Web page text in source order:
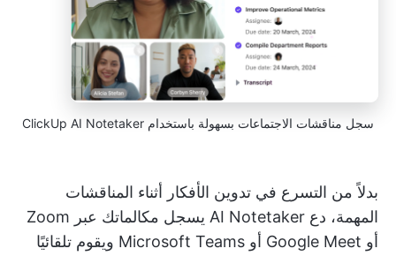
سجل مناقشات الاجتماعات بسهولة باستخدام ClickUp AI Notetaker
بدلاً من التسرع في تدوين الأفكار أثناء المناقشات
المهمة، دع AI Notetaker يسجل مكالماتك عبر Zoom
أو Google Meet أو Microsoft Teams ويقوم تلقائيًا